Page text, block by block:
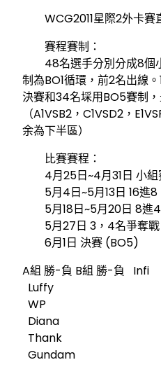
WCG2011星際2外卡賽
賽程賽制：
48名選手分別分成8個
制為BO1循環，前2名出線
決賽和34名埰用BO5賽制
（A1VSB2，C1VSD2，
余為下半區）
比賽賽程：
4月25日~4月31日 小組
5月4日~5月13日 16進8
5月18日~5月20日 8進4
5月27日 3，4名爭奪戰
6月1日 決賽 (BO5)
A組 勝-負 B組 勝-負 Infi
Luffy
WP
Diana
Thank
Gundam